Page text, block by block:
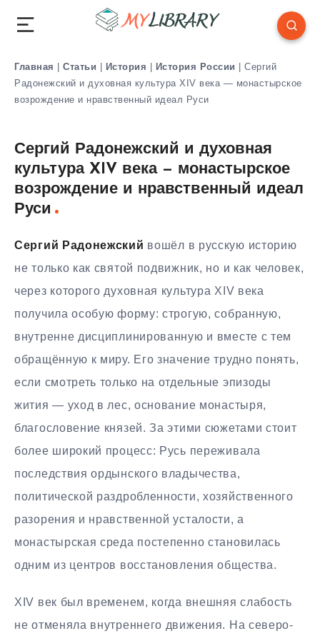
Главная | Статьи | История | История России | Сергий
Радонежский и духовная культура XIV века — монастырское
возрождение и нравственный идеал Руси
Сергий Радонежский и духовная
культура XIV века — монастырское
возрождение и нравственный идеал
Руси
Сергий Радонежский вошёл в русскую историю
не только как святой подвижник, но и как человек,
через которого духовная культура XIV века
получила особую форму: строгую, собранную,
внутренне дисциплинированную и вместе с тем
обращённую к миру. Его значение трудно понять,
если смотреть только на отдельные эпизоды
жития — уход в лес, основание монастыря,
благословение князей. За этими сюжетами стоит
более широкий процесс: Русь переживала
последствия ордынского владычества,
политической раздробленности, хозяйственного
разорения и нравственной усталости, а
монастырская среда постепенно становилась
одним из центров восстановления общества.
XIV век был временем, когда внешняя слабость
не отменяла внутреннего движения. На северо-